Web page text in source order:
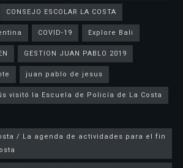
CONSEJO ESCOLAR LA COSTA
COVID-19
Explore Bali
GESTION JUAN PABLO 2019
juan pablo de jesus
/ La agenda de actividades para el fin